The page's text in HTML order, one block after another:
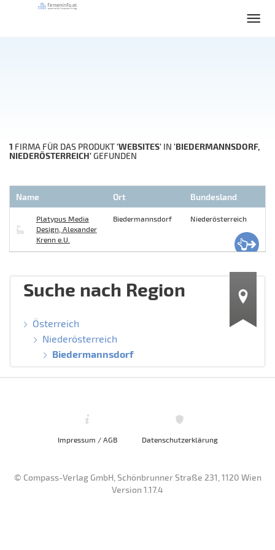
1 FIRMA FÜR DAS PRODUKT'WEBSITES' IN 'BIEDERMANNSDORF,
NIEDERÖSTERREICH'GEFUNDEN
Name Ort Bundesland
Platypus Media
Design, Alexander
Krenn e.U.
Biedermannsdorf Niederösterreich
Suche nach Region
Österreich
Niederösterreich
Biedermannsdorf
Impressum / AGB Datenschutzerklärung
© Compass-Verlag GmbH, Schönbrunner Straße 231, 1120 Wien
Version 1.17.4